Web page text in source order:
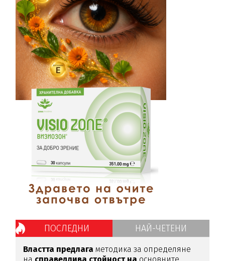
ПОСЛЕДНИ НАЙ-ЧЕТЕНИ
Властта предлага методика за определяне
на справедлива стойност на основните